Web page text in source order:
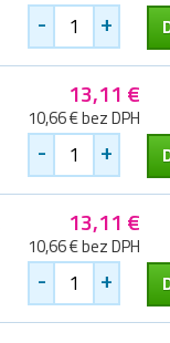
- +
13,11 €
10,66 € bez DPH
- +
13,11 €
10,66 € bez DPH
- +